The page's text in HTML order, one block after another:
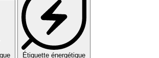
Étiquette énergétique